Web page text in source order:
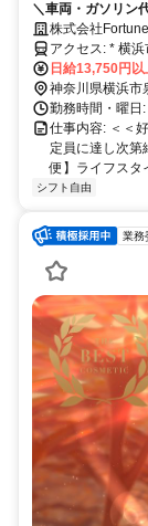
＼車両・ガソリン
お支払い！／ ＼
フト自己申告制／
株式会社Fortune
アクセス: * 横浜市内、藤沢市、鎌倉市など周辺から通勤者も多いで
す。
日給13,750円以
神奈川県横浜市
勤務時間・曜日
仕事内容: ＜＜
定員に達し次第
便】ライフスタ
シフト自由
業務